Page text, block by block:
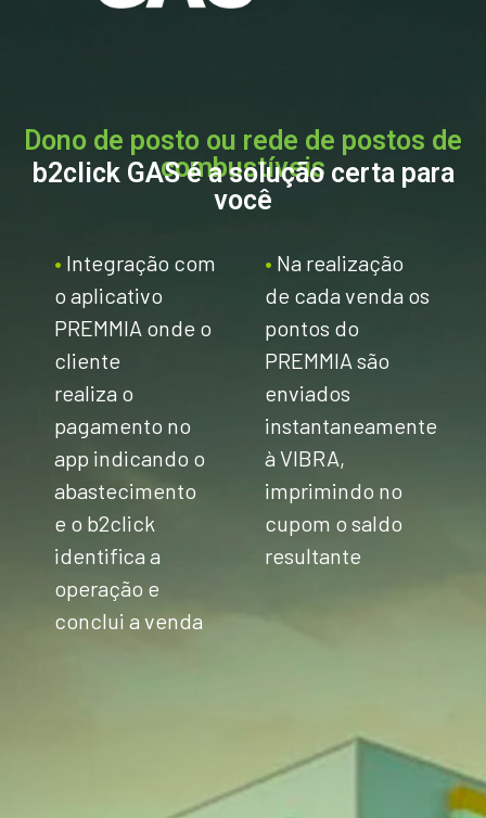
Dono de posto ou rede de postos de
combustíveis
b2click GAS é a solução certa para
você
• Integração com
o aplicativo
PREMMIA onde o
cliente
realiza o
pagamento no
app indicando o
abastecimento
e o b2click
identifica a
operação e
conclui a venda
• Na realização
de cada venda os
pontos do
PREMMIA são
enviados
instantaneamente
à VIBRA,
imprimindo no
cupom o saldo
resultante